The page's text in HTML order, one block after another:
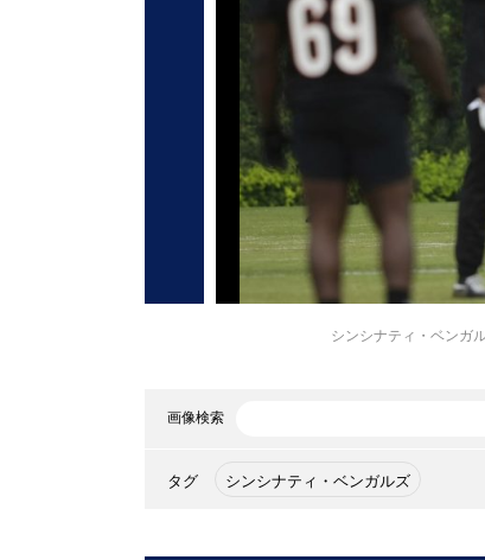
シンシナティ・ベンガ
画像検索
タグ シンシナティ・ベンガルズ